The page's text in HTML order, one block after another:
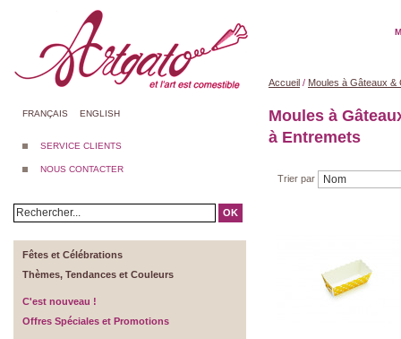
FRANÇAIS ENGLISH
SERVICE CLIENTS
NOUS CONTACTER
OK
Fêtes et Célébrations
Thèmes, Tendances et Couleurs
C'est nouveau !
Offres Spéciales et Promotions
Accueil / Moules à Gâteaux &
Moules à
à Entremets
Trier par